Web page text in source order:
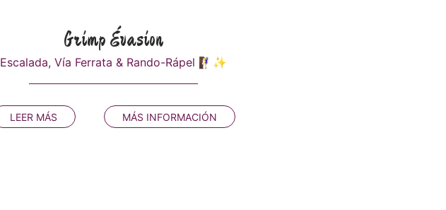
Grimp Évasion
Escalada, Vía Ferrata & Rando-Rápel 🧗‍♀️✨
LEER MÁS MÁS INFORMACIÓN